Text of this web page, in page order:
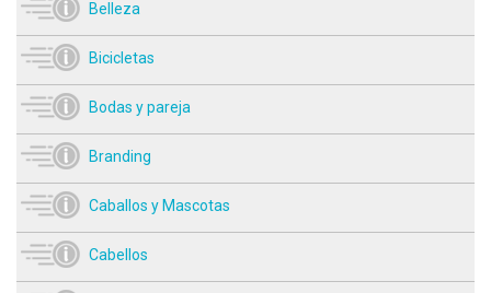
Belleza
Bicicletas
Bodas y pareja
Branding
Caballos y Mascotas
Cabellos